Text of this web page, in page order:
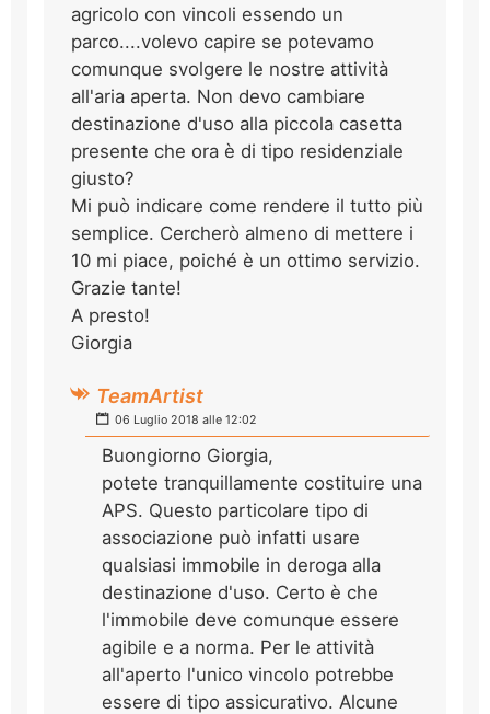
agricolo con vincoli essendo un
parco....volevo capire se potevamo
comunque svolgere le nostre attività
all'aria aperta. Non devo cambiare
destinazione d'uso alla piccola casetta
presente che ora è di tipo residenziale
giusto?
Mi può indicare come rendere il tutto più
semplice. Cercherò almeno di mettere i
10 mi piace, poiché è un ottimo servizio.
Grazie tante!
A presto!
Giorgia
TeamArtist
06 Luglio 2018 alle 12:02
Buongiorno Giorgia,
potete tranquillamente costituire una
APS. Questo particolare tipo di
associazione può infatti usare
qualsiasi immobile in deroga alla
destinazione d'uso. Certo è che
l'immobile deve comunque essere
agibile e a norma. Per le attività
all'aperto l'unico vincolo potrebbe
essere di tipo assicurativo. Alcune